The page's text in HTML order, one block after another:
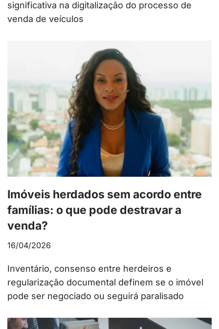
significativa na digitalização do processo de
venda de veículos
Imóveis herdados sem acordo entre
famílias: o que pode destravar a
venda?
16/04/2026
Inventário, consenso entre herdeiros e
regularização documental definem se o imóvel
pode ser negociado ou seguirá paralisado